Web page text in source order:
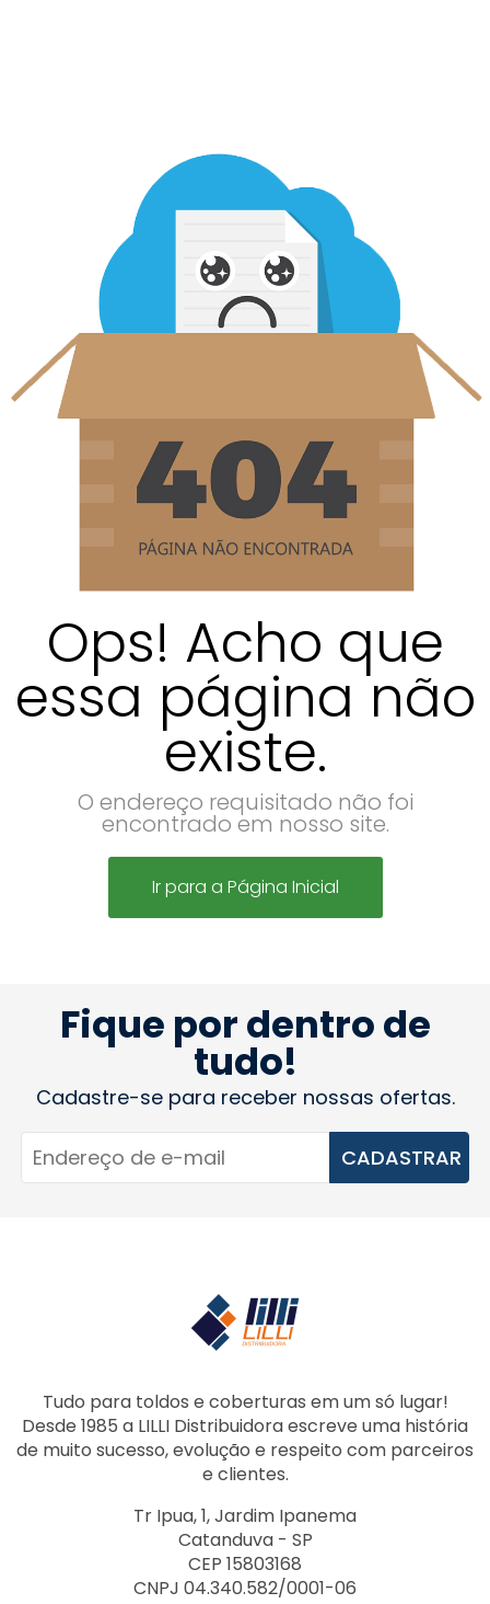
Ops! Acho que
essa página não
existe.
O endereço requisitado não foi
encontrado em nosso site.
Ir para a Página Inicial
Fique por dentro de
tudo!
Cadastre-se para receber nossas ofertas.
CADASTRAR
Tudo para toldos e coberturas em um só lugar!
Desde 1985 a LILLI Distribuidora escreve uma história
de muito sucesso, evolução e respeito com parceiros
e clientes.
Tr Ipua, 1, Jardim Ipanema
Catanduva - SP
CEP 15803168
CNPJ 04.340.582/0001-06